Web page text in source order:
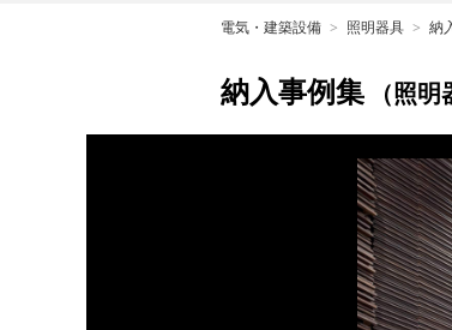
電気・建築設備 照明器具 納
納入事例集 （照明